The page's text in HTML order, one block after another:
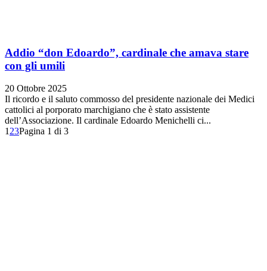
Addio “don Edoardo”, cardinale che amava stare
con gli umili
20 Ottobre 2025
Il ricordo e il saluto commosso del presidente nazionale dei Medici
cattolici al porporato marchigiano che è stato assistente
dell’Associazione. Il cardinale Edoardo Menichelli ci...
123Pagina 1 di 3